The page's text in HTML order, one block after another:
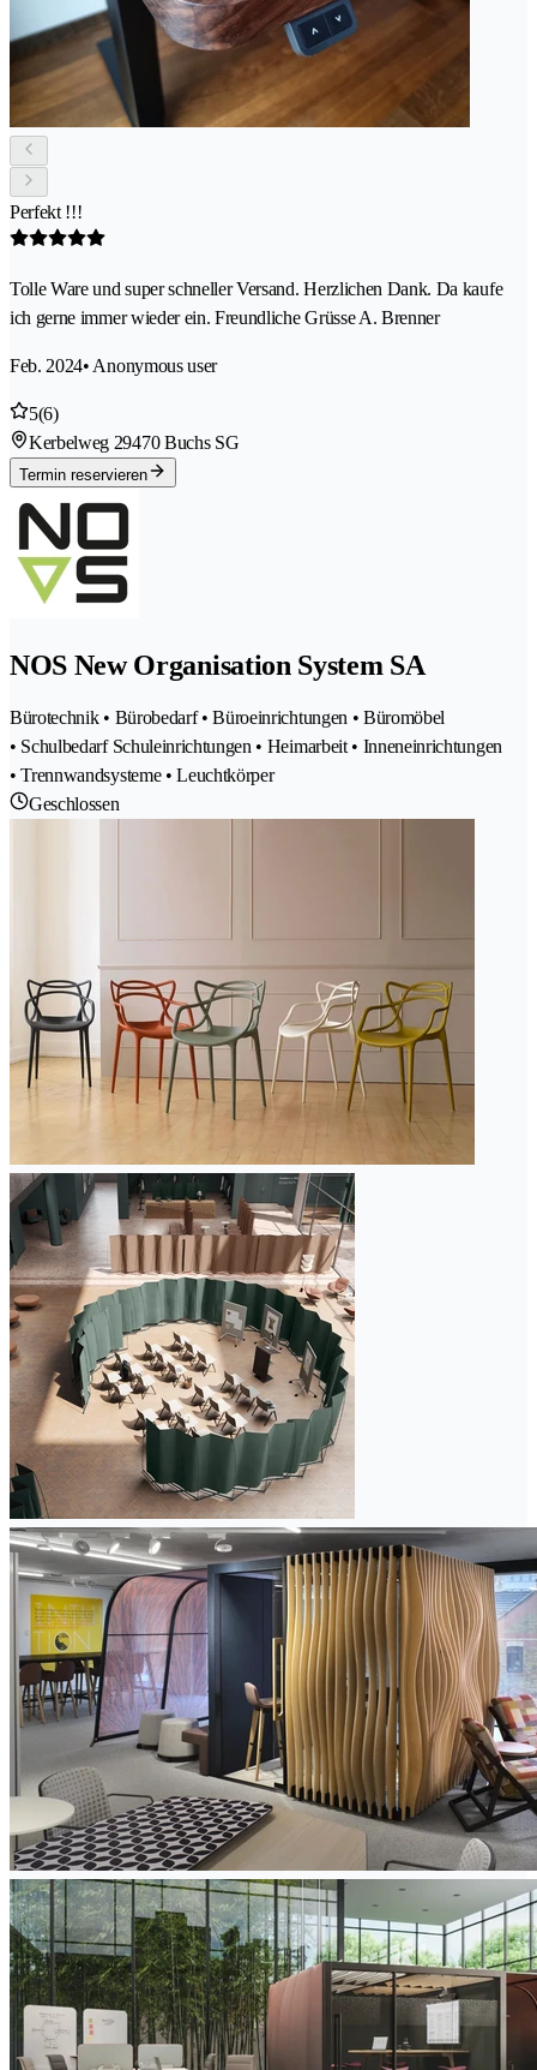
Perfekt !!!
Tolle Ware und super schneller Versand. Herzlichen Dank. Da kaufe
ich gerne immer wieder ein. Freundliche Grüsse A. Brenner
Feb. 2024• Anonymous user
5(6)
Kerbelweg 29470 Buchs SG
Termin reservieren
NOS New Organisation System SA
Bürotechnik • Bürobedarf • Büroeinrichtungen • Büromöbel
• Schulbedarf Schuleinrichtungen • Heimarbeit • Inneneinrichtungen
• Trennwandsysteme • Leuchtkörper
Geschlossen